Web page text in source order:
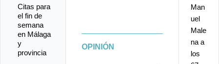
OPINIÓN
Man
uel
Male
na a
los
Citas para
el fin de
semana
en Málaga
y
provincia